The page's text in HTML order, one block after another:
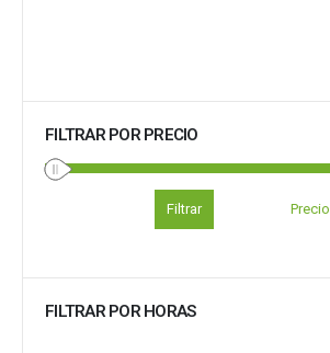
FILTRAR POR PRECIO
Filtrar Precio
FILTRAR POR HORAS